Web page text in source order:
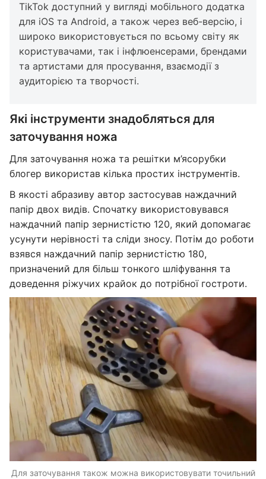
TikTok доступний у вигляді мобільного додатка
для iOS та Android, а також через веб-версію, і
широко використовується по всьому світу як
користувачами, так і інфлюенсерами, брендами
та артистами для просування, взаємодії з
аудиторією та творчості.
Які інструменти знадобляться для
заточування ножа
Для заточування ножа та решітки м’ясорубки
блогер використав кілька простих інструментів.
В якості абразиву автор застосував наждачний
папір двох видів. Спочатку використовувався
наждачний папір зернистістю 120, який допомагає
усунути нерівності та сліди зносу. Потім до роботи
взявся наждачний папір зернистістю 180,
призначений для більш тонкого шліфування та
доведення ріжучих крайок до потрібної гостроти.
Для заточування також можна використовувати точильний